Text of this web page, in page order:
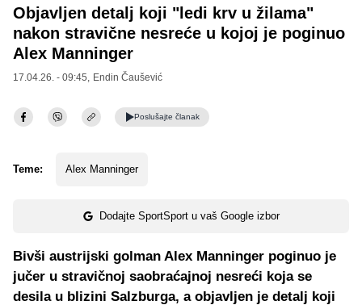
Objavljen detalj koji "ledi krv u žilama"
nakon stravične nesreće u kojoj je poginuo
Alex Manninger
17.04.26. - 09:45, Endin Čaušević
Poslušajte članak
Teme: Alex Manninger
Dodajte SportSport u vaš Google izbor
Bivši austrijski golman Alex Manninger poginuo je
jučer u stravičnoj saobraćajnoj nesreći koja se
desila u blizini Salzburga, a objavljen je detalj koji